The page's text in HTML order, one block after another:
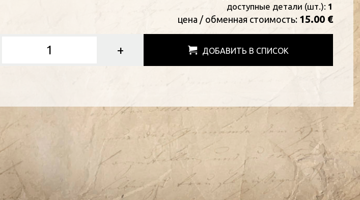
доступные детали (шт.): 1
цена / oбменная стоимость: 15.00 €
+ ДОБАВИТЬ В СПИСОК